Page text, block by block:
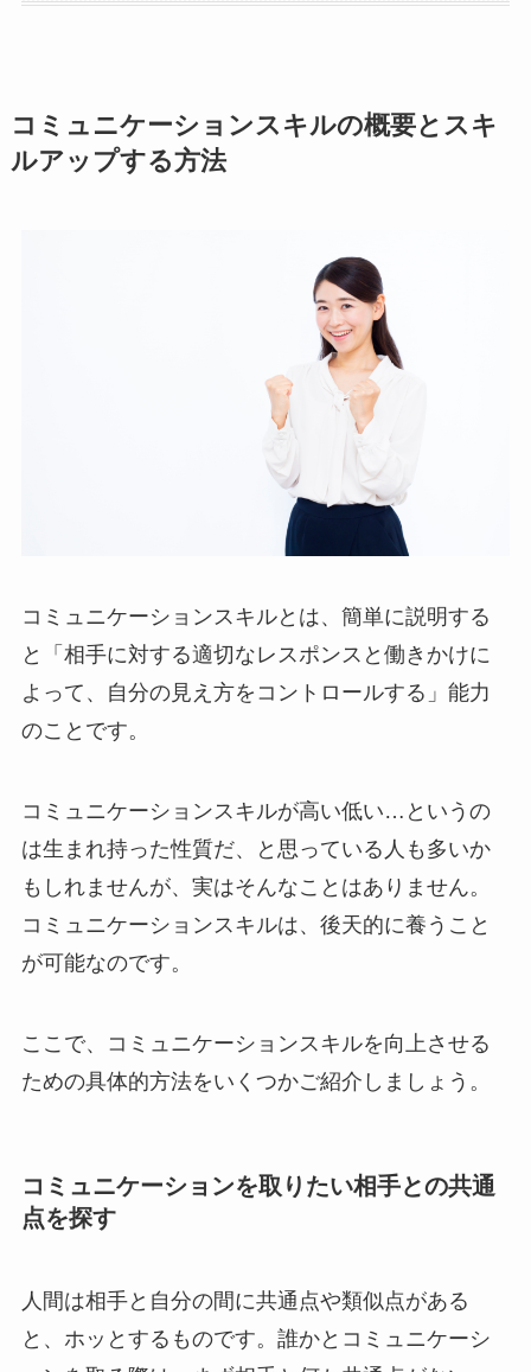
コミュニケーションスキルの概要とスキ
ルアップする方法
コミュニケーションスキルとは、簡単に説明する
と「相手に対する適切なレスポンスと働きかけに
よって、自分の見え方をコントロールする」能力
のことです。
コミュニケーションスキルが高い低い…というの
は生まれ持った性質だ、と思っている人も多いか
もしれませんが、実はそんなことはありません。
コミュニケーションスキルは、後天的に養うこと
が可能なのです。
ここで、コミュニケーションスキルを向上させる
ための具体的方法をいくつかご紹介しましょう。
コミュニケーションを取りたい相手との共通
点を探す
人間は相手と自分の間に共通点や類似点がある
と、ホッとするものです。誰かとコミュニケーシ